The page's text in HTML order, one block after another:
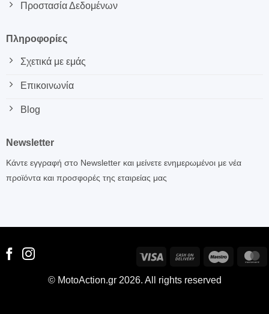
Προστασία Δεδομένων
Πληροφορίες
Σχετικά με εμάς
Επικοινωνία
Blog
Newsletter
Κάντε εγγραφή στο Newsletter και μείνετε ενημερωμένοι με νέα
προϊόντα και προσφορές της εταιρείας μας
© MotoAction.gr 2026. All rights reserved
Visa
Cash
Delivery
Maestro